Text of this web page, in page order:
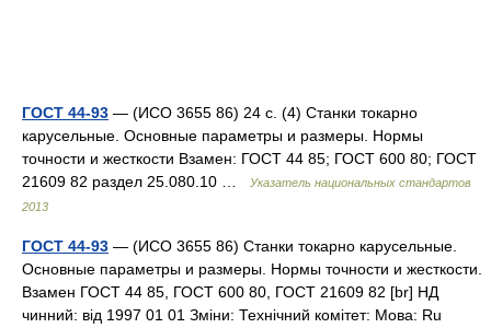
ГОСТ 44-93 — (ИСО 3655 86) 24 с. (4) Станки токарно
карусельные. Основные параметры и размеры. Нормы
точности и жесткости Взамен: ГОСТ 44 85; ГОСТ 600 80; ГОСТ
21609 82 раздел 25.080.10 …
Указатель национальных стандартов
2013
ГОСТ 44-93 — (ИСО 3655 86) Станки токарно карусельные.
Основные параметры и размеры. Нормы точности и жесткости.
Взамен ГОСТ 44 85, ГОСТ 600 80, ГОСТ 21609 82 [br] НД
чинний: від 1997 01 01 Зміни: Технічний комітет: Мова: Ru